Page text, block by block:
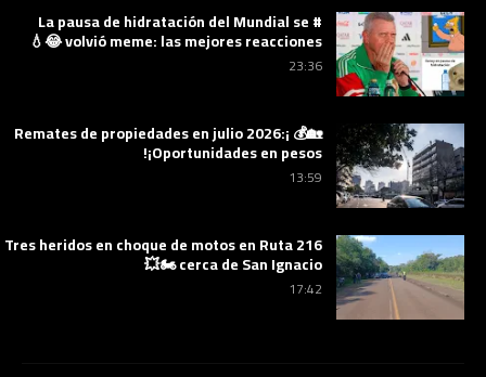
# La pausa de hidratación del Mundial se
volvió meme: las mejores reacciones 😂💧
23:36
🏡💰 ¡Remates de propiedades en julio 2026:
¡Oportunidades en pesos!
13:59
Tres heridos en choque de motos en Ruta 216
cerca de San Ignacio 🏍️💥
17:42